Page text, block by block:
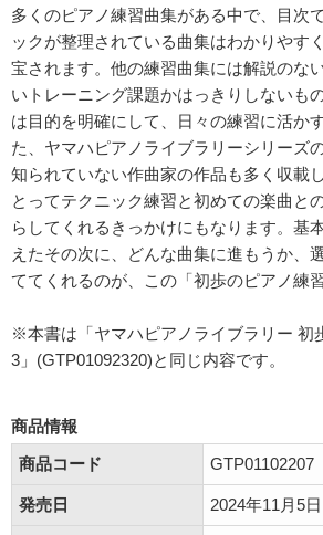
多くのピアノ練習曲集がある中で、目次
ックが整理されている曲集はわかりやす
宝されます。他の練習曲集には解説のな
いトレーニング課題かはっきりしないも
は目的を明確にして、日々の練習に活か
た、ヤマハピアノライブラリーシリーズ
知られていない作曲家の作品も多く収載
とってテクニック練習と初めての楽曲と
らしてくれるきっかけにもなります。基
えたその次に、どんな曲集に進もうか、
ててくれるのが、この「初歩のピアノ練
※本書は「ヤマハピアノライブラリー 初
3」(GTP01092320)と同じ内容です。
商品情報
商品コード
GTP01102207
発売日 2024年11月5日